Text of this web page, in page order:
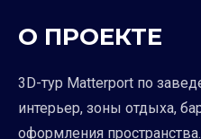
О ПРОЕКТЕ
3D-тур Matterport по
интерьер, зоны отдыха,
оформления